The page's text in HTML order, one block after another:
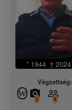
* 1944 † 2024
Végzettség:
W camera_alt
2 people_outline
6